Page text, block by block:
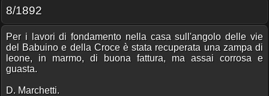
8/1892
Per i lavori di fondamento nella casa sull'angolo delle vie
del Babuino e della Croce è stata recuperata una zampa di
leone, in marmo, di buona fattura, ma assai corrosa e
guasta.
D. Marchetti.